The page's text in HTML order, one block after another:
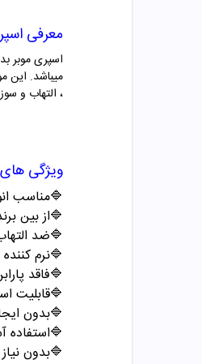
معرفی
ميباشد. این
، التهاب و
ویژگی
🔷مناسب
🔷از بین
🔷ضد
🔷نرم
🔷فاقد
🔷قابلیت
🔷بدون
🔷استفاده
🔷بدون